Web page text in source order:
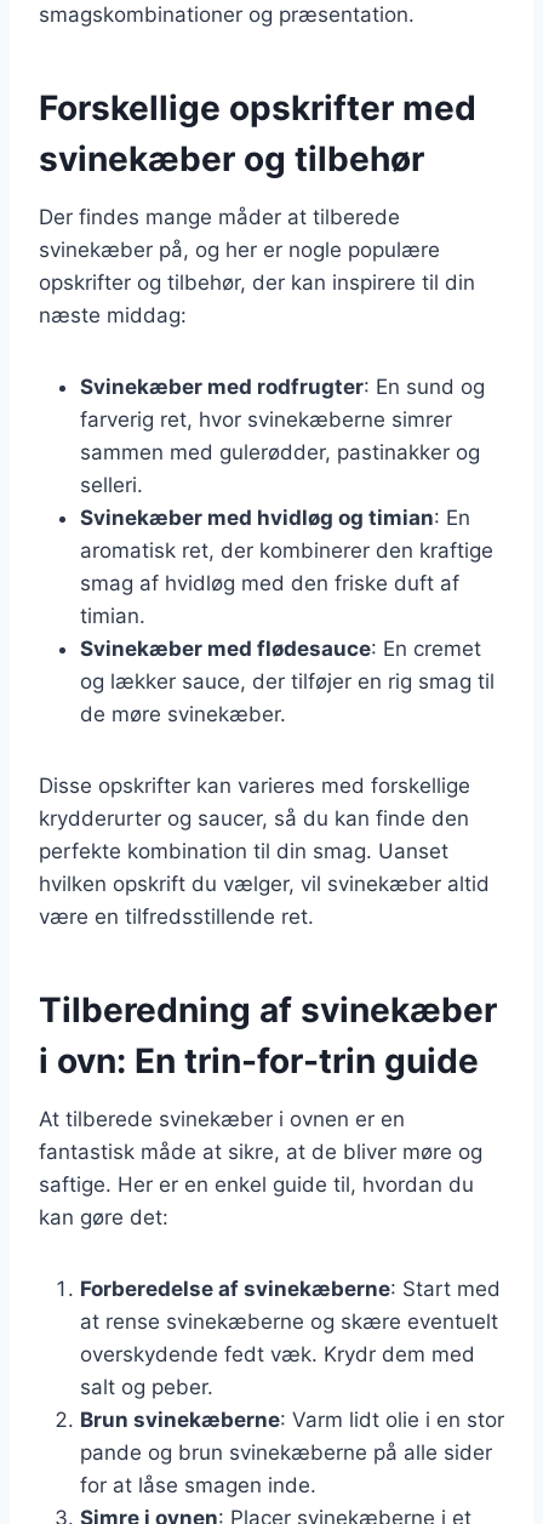
smagskombinationer og præsentation.
Forskellige opskrifter med
svinekæber og tilbehør
Der findes mange måder at tilberede
svinekæber på, og her er nogle populære
opskrifter og tilbehør, der kan inspirere til din
næste middag:
Svinekæber med rodfrugter: En sund og
farverig ret, hvor svinekæberne simrer
sammen med gulerødder, pastinakker og
selleri.
Svinekæber med hvidløg og timian: En
aromatisk ret, der kombinerer den kraftige
smag af hvidløg med den friske duft af
timian.
Svinekæber med flødesauce: En cremet
og lækker sauce, der tilføjer en rig smag til
de møre svinekæber.
Disse opskrifter kan varieres med forskellige
krydderurter og saucer, så du kan finde den
perfekte kombination til din smag. Uanset
hvilken opskrift du vælger, vil svinekæber altid
være en tilfredsstillende ret.
Tilberedning af svinekæber
i ovn: En trin-for-trin guide
At tilberede svinekæber i ovnen er en
fantastisk måde at sikre, at de bliver møre og
saftige. Her er en enkel guide til, hvordan du
kan gøre det:
Forberedelse af svinekæberne: Start med
at rense svinekæberne og skære eventuelt
overskydende fedt væk. Krydr dem med
salt og peber.
Brun svinekæberne: Varm lidt olie i en stor
pande og brun svinekæberne på alle sider
for at låse smagen inde.
Simre i ovnen: Placer svinekæberne i et